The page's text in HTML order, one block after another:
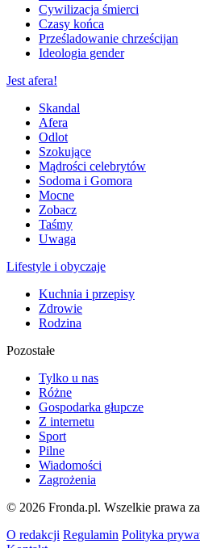
Cywilizacja śmierci
Czasy końca
Prześladowanie chrześcijan
Ideologia gender
Jest afera!
Skandal
Afera
Odlot
Szokujące
Mądrości celebrytów
Sodoma i Gomora
Mocne
Zobacz
Taśmy
Uwaga
Lifestyle i obyczaje
Kuchnia i przepisy
Zdrowie
Rodzina
Pozostałe
Tylko u nas
Różne
Gospodarka głupcze
Z internetu
Sport
Pilne
Wiadomości
Zagrożenia
© 2026 Fronda.pl. Wszelkie prawa
O redakcji Regulamin Polityka